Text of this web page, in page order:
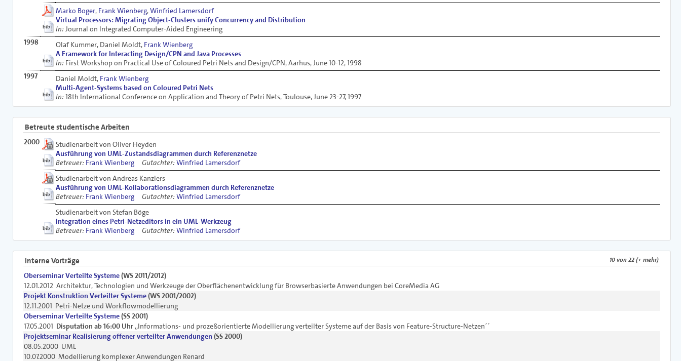
Marko Boger, Frank Wienberg,Winfried Lamersdorf
Virtual Processors: Migrating Object-Clusters unify Concurrency and Distribution
In: Journal on Integrated Computer-Aided Engineering
1998
Olaf Kummer, Daniel Moldt, Frank Wienberg
A Framework for Interacting Design/CPN and Java Processes
In: First Workshop on Practical Use of Coloured Petri Nets and Design/CPN, Aarhus, June 10-12, 1998
1997
Daniel Moldt, Frank Wienberg
Multi-Agent-Systems based on Coloured Petri Nets
In: 18th International Conference on Application and Theory of Petri Nets, Toulouse, June 23-27, 1997
Betreute studentische Arbeiten
2000
Studienarbeit von Oliver Heyden
Ausführung von UML-Zustandsdiagrammen durch Referenznetze
Betreuer: Frank Wienberg Gutachter: Winfried Lamersdorf
Studienarbeit von Andreas Kanzlers
Ausführung von UML-Kollaborationsdiagrammen durch Referenznetze
Betreuer: Frank Wienberg Gutachter: Winfried Lamersdorf
Studienarbeit von Stefan Böge
Integration eines Petri-Netzeditors in ein UML-Werkzeug
Betreuer: Frank Wienberg Gutachter: Winfried Lamersdorf
Interne Vorträge 10 von 22 (+ mehr)
Oberseminar Verteilte Systeme(WS 2011/2012)
12.01.2012 Architektur, Technologien und Werkzeuge der Oberflächenentwicklung für Browserbasierte Anwendungen bei CoreMedia AG
Projekt Konstruktion Verteilter Systeme(WS 2001/2002)
12.11.2001 Petri-Netze und Workflowmodellierung
Oberseminar Verteilte Systeme(SS 2001)
17.05.2001 Disputation ab 16:00 Uhr ,,Informations- und prozeßorientierte Modellierung verteilter Systeme auf der Basis von Feature-Structure-Netzen´´
Projektseminar Realisierung offener verteilter Anwendungen (SS 2000)
08.05.2000 UML
10.07.2000 Modellierung komplexer Anwendungen Renard